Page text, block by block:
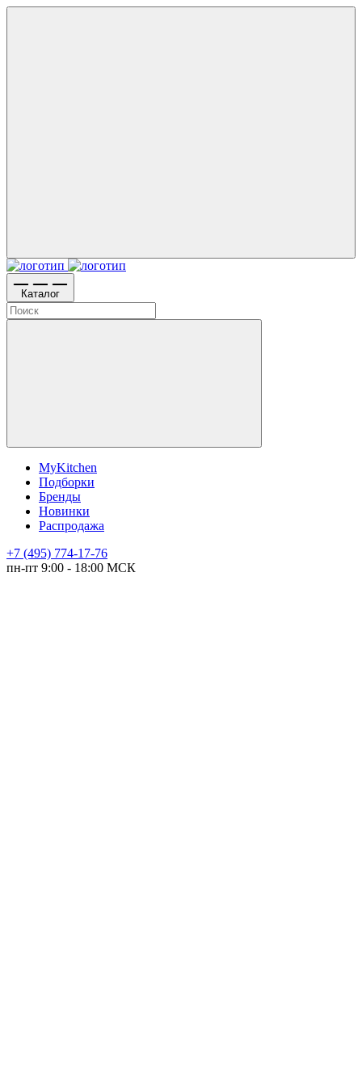
Каталог
MyKitchen
Подборки
Бренды
Новинки
Распродажа
+7 (495) 774-17-76
пн-пт 9:00 - 18:00 МСК